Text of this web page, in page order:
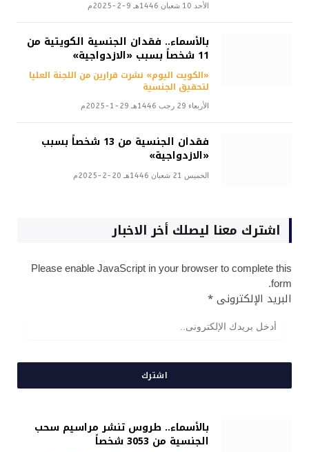
الأحد 10 شعبان 1446هـ 9-2-2025م
بالأسماء.. فقدان الجنسية الكويتية من
11 شخصاً بسبب «الازدواجية»
«الكويت اليوم» نشرت قرارين من اللجنة العليا
لتحقيق الجنسية
الأربعاء 29 رجب 1446هـ 29-1-2025م
فقدان الجنسية من 13 شخصاً بسبب
«الازدواجية»
الخميس 21 شعبان 1446هـ 20-2-2025م
اشترك معنا ليصلك أخر الاخبار
Please enable JavaScript in your browser to complete this
form.
البريد الإلكترونى*
اشترك
بالأسماء.. طروس تنشر مراسيم سحب
الجنسية من 3053 شخصاً